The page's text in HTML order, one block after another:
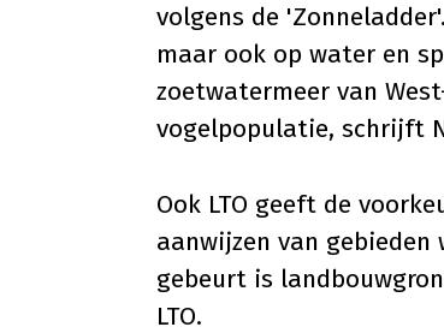
volgens de
maar ook op water en
zoetwatermeer van
vogelpopulatie, schrijft
Ook LTO geeft de
aanwijzen van gebieden
gebeurt is
LTO.